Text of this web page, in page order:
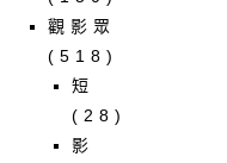
觀影眾
(518)
短
(28)
影